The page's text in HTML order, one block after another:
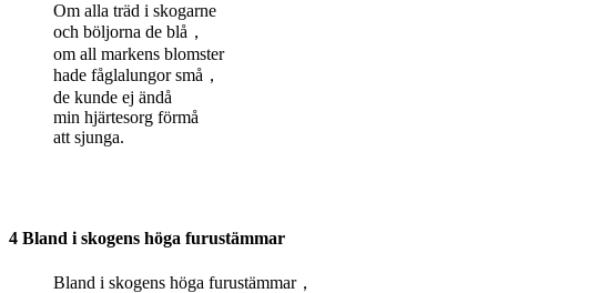
Om alla träd i skogarne
och böljorna de blå，
om all markens blomster
hade fåglalungor små，
de kunde ej ändå
min hjärtesorg förmå
att sjunga.
4 Bland i skogens höga furustämmar
Bland i skogens höga furustämmar，